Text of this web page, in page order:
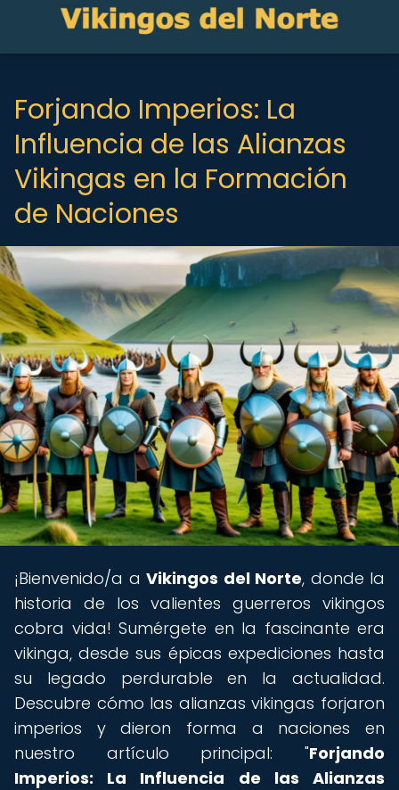
Forjando Imperios: La
Influencia de las Alianzas
Vikingas en la Formación
de Naciones
¡Bienvenido/a a Vikingos del Norte, donde la
historia de los valientes guerreros vikingos
cobra vida! Sumérgete en la fascinante era
vikinga, desde sus épicas expediciones hasta
su legado perdurable en la actualidad.
Descubre cómo las alianzas vikingas forjaron
imperios y dieron forma a naciones en
nuestro artículo principal: "Forjando
Imperios: La Influencia de las Alianzas